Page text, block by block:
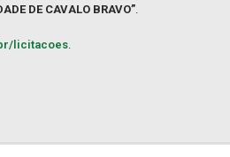
DE CAVALO BRAVO”.
licitacoes.